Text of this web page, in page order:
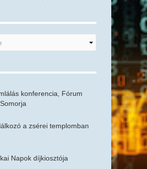
konferencia, Fórum
a zsérei templomban
Napok díjkiosztója